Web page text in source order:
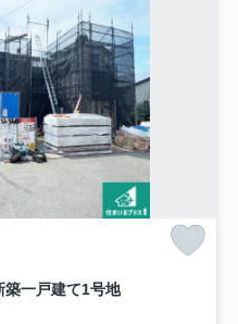
一戸建て1号地